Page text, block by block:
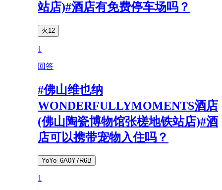
站店)#酒店有免费停车场吗？
火12
1
回答
#佛山维也纳
WONDERFULLYMOMENTS酒店
(佛山陶瓷博物馆张槎地铁站店)#酒
店可以携带宠物入住吗？
YoYo_6A0Y7R6B
1